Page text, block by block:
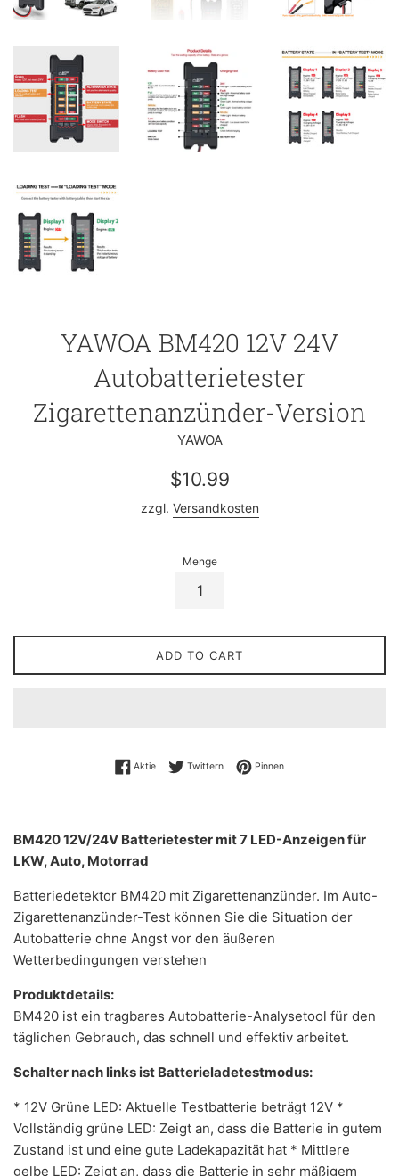
YAWOA BM420 12V 24V
Autobatterietester
Zigarettenanzünder-Version
YAWOA
Normaler
$10.99
zzgl. Versandkosten
Menge
ADD TO CART
AktieAuf Facebook teilen
TwitternAuf Twitter twittern
PinnenAuf Pinterest pinnen
BM420 12V/24V Batterietester mit 7 LED-Anzeigen für
LKW, Auto, Motorrad
Batteriedetektor BM420 mit Zigarettenanzünder. Im Auto-
Zigarettenanzünder-Test können Sie die Situation der
Autobatterie ohne Angst vor den äußeren
Wetterbedingungen verstehen
Produktdetails:
BM420 ist ein tragbares Autobatterie-Analysetool für den
täglichen Gebrauch, das schnell und effektiv arbeitet.
Schalter nach links ist Batterieladetestmodus:
* 12V Grüne LED: Aktuelle Testbatterie beträgt 12V *
Vollständig grüne LED: Zeigt an, dass die Batterie in gutem
Zustand ist und eine gute Ladekapazität hat * Mittlere
gelbe LED: Zeigt an, dass die Batterie in sehr mäßigem